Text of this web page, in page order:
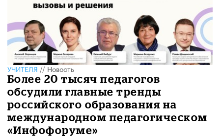
УЧИТЕЛЯ//Новость
Более 20 тысяч педагогов
обсудили главные тренды
российского образования на
международном педагогическом
«Инфофоруме»